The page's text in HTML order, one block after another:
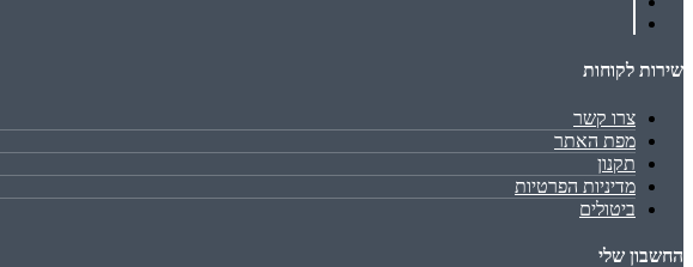
שירות לקוחות
צרו קשר
מפת האתר
תקנון
מדיניות הפרטיות
ביטולים
החשבון שלי